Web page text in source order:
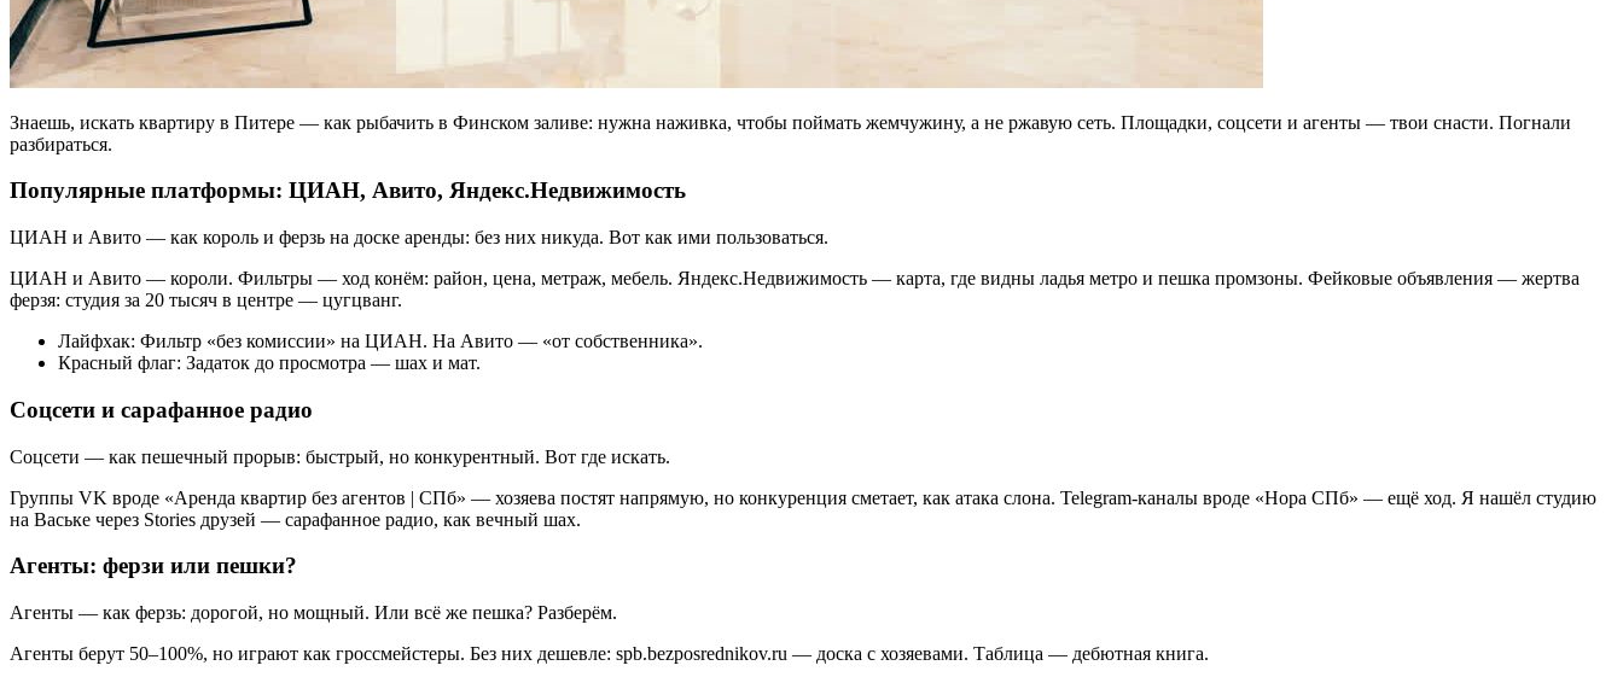
Знаешь, искать квартиру в Питере — как рыбачить в Финском заливе: нужна наживка, чтобы поймать жемчужину, а не ржавую сеть. Площадки, соцсети и агенты — твои снасти. Погнали
разбираться.
Популярные платформы: ЦИАН, Авито, Яндекс.Недвижимость
ЦИАН и Авито — как король и ферзь на доске аренды: без них никуда. Вот как ими пользоваться.
ЦИАН и Авито — короли. Фильтры — ход конём: район, цена, метраж, мебель. Яндекс.Недвижимость — карта, где видны ладья метро и пешка промзоны. Фейковые объявления — жертва
ферзя: студия за 20 тысяч в центре — цугцванг.
Лайфхак: Фильтр «без комиссии» на ЦИАН. На Авито — «от собственника».
Красный флаг: Задаток до просмотра — шах и мат.
Соцсети и сарафанное радио
Соцсети — как пешечный прорыв: быстрый, но конкурентный. Вот где искать.
Группы VK вроде «Аренда квартир без агентов | СПб» — хозяева постят напрямую, но конкуренция сметает, как атака слона. Telegram-каналы вроде «Нора СПб» — ещё ход. Я нашёл студию
на Ваське через Stories друзей — сарафанное радио, как вечный шах.
Агенты: ферзи или пешки?
Агенты — как ферзь: дорогой, но мощный. Или всё же пешка? Разберём.
Агенты берут 50–100%, но играют как гроссмейстеры. Без них дешевле: spb.bezposrednikov.ru — доска с хозяевами. Таблица — дебютная книга.